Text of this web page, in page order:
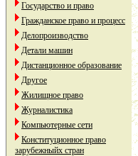
Государство и право
Гражданское право и процесс
Делопроизводство
Детали машин
Дистанционное образование
Другое
Жилищное право
Журналистика
Компьютерные сети
Конституционное право
зарубежныйх стран